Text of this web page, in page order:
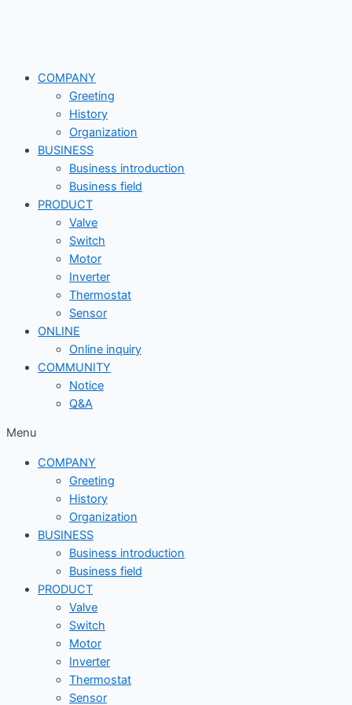
COMPANY
Greeting
History
Organization
BUSINESS
Business introduction
Business field
PRODUCT
Valve
Switch
Motor
Inverter
Thermostat
Sensor
ONLINE
Online inquiry
COMMUNITY
Notice
Q&A
Menu
COMPANY
Greeting
History
Organization
BUSINESS
Business introduction
Business field
PRODUCT
Valve
Switch
Motor
Inverter
Thermostat
Sensor